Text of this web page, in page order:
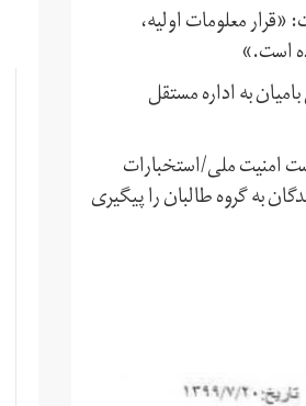
نوشت: «قرار معلومات اولیه،
است.»
به اداره مستقل
امنیت ملی/استخبارات
به گروه طالبان را پیگیری